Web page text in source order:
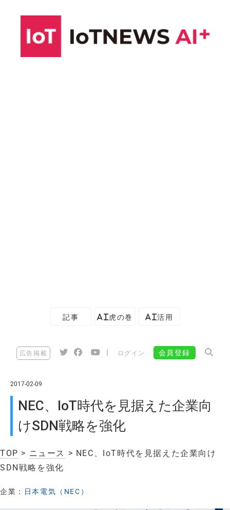
記事 AI虎の巻 AI活用
広告掲載 ログイン 会員登録
2017-02-09
NEC、IoT時代を見据えた企業向
けSDN戦略を強化
TOP > ニュース > NEC、IoT時代を見据えた企業向け
SDN戦略を強化
企業： 日本電気（NEC）